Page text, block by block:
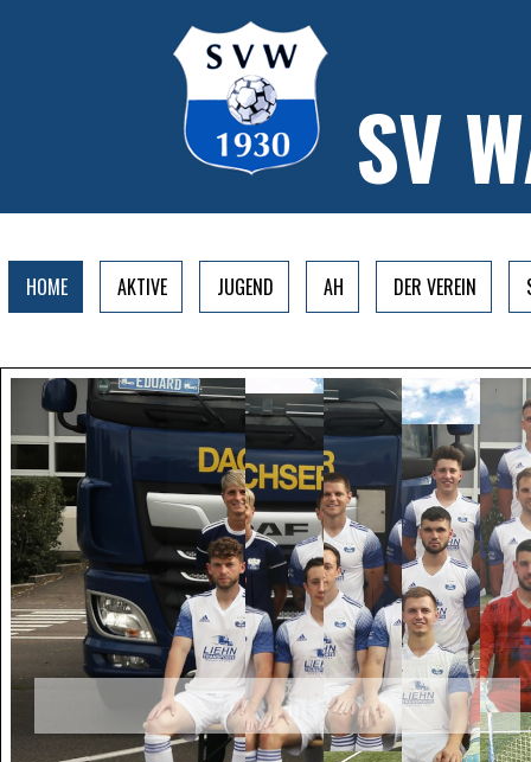
SV
HOME AKTIVE JUGEND AH DER VEREIN
Auf geht's!